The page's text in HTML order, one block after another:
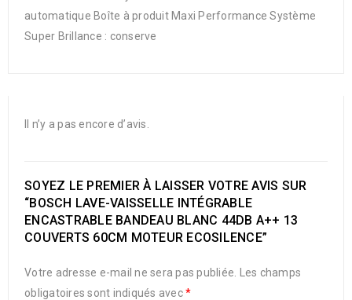
automatique Boîte à produit Maxi Performance Système
Super Brillance : conserve
Il n’y a pas encore d’avis.
SOYEZ LE PREMIER À LAISSER VOTRE AVIS SUR
“BOSCH LAVE-VAISSELLE INTÉGRABLE
ENCASTRABLE BANDEAU BLANC 44DB A++ 13
COUVERTS 60CM MOTEUR ECOSILENCE”
Votre adresse e-mail ne sera pas publiée.
Les champs
obligatoires sont indiqués avec*